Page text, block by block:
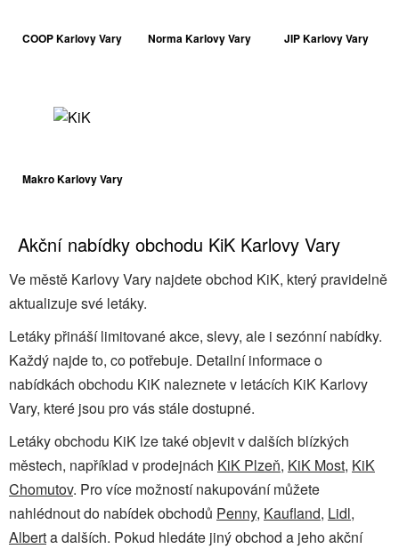
COOP Karlovy Vary Norma Karlovy Vary JIP Karlovy Vary
Makro Karlovy Vary
Akční nabídky obchodu KiK Karlovy Vary
Ve městě Karlovy Vary najdete obchod KiK, který pravidelně
aktualizuje své letáky.
Letáky přináší limitované akce, slevy, ale i sezónní nabídky.
Každý najde to, co potřebuje. Detailní informace o
nabídkách obchodu KiK naleznete v letácích KiK Karlovy
Vary, které jsou pro vás stále dostupné.
Letáky obchodu KiK lze také objevit v dalších blízkých
městech, například v prodejnách KiK Plzeň, KiK Most, KiK
Chomutov. Pro více možností nakupování můžete
nahlédnout do nabídek obchodů Penny, Kaufland, Lidl,
Alberta dalších. Pokud hledáte jiný obchod a jeho akční